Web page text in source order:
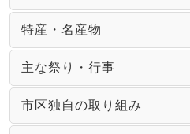
特産・名産物
主な祭り・行事
市区独自の取り組み